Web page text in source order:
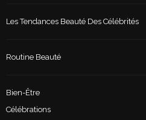
Les Tendances Beauté Des Célébrités
Routine Beauté
Bien-Être
Célébrations